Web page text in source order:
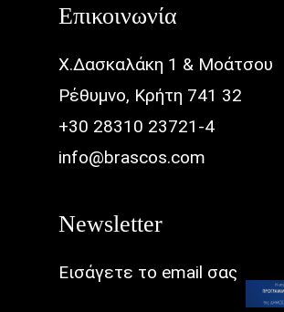
Επικοινωνία
Χ.Δασκαλάκη 1 & Μοάτσου
Ρέθυμνο, Κρήτη 741 32
+30 28310 23721-4
info@brascos.com
Newsletter
Εισάγετε το email σας